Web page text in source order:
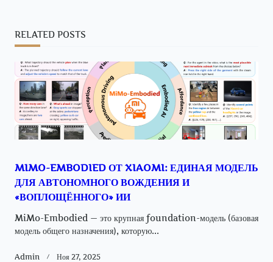
reader-
text">Page</span>
RELATED POSTS
MIMO-EMBODIED ОТ XIAOMI: ЕДИНАЯ МОДЕЛЬ
ДЛЯ АВТОНОМНОГО ВОЖДЕНИЯ И
«ВОПЛОЩЁННОГО» ИИ
MiMo-Embodied — это крупная foundation-модель (базовая
модель общего назначения), которую...
Admin Ноя 27, 2025